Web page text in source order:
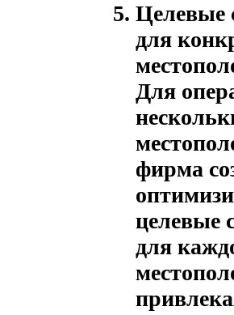
Целевые
для
Для
фирма
целевые
для